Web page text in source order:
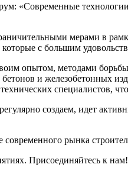
«Современные
мерами в
которые с большим
опытом, методами
и железобетонных
специалистов,
создаем, идет
рынка
Присоединяйтесь к нам!